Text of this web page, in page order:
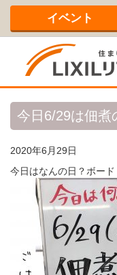
イベント
今日6/29は佃煮
2020年6月29日
今日はなんの日？ボード